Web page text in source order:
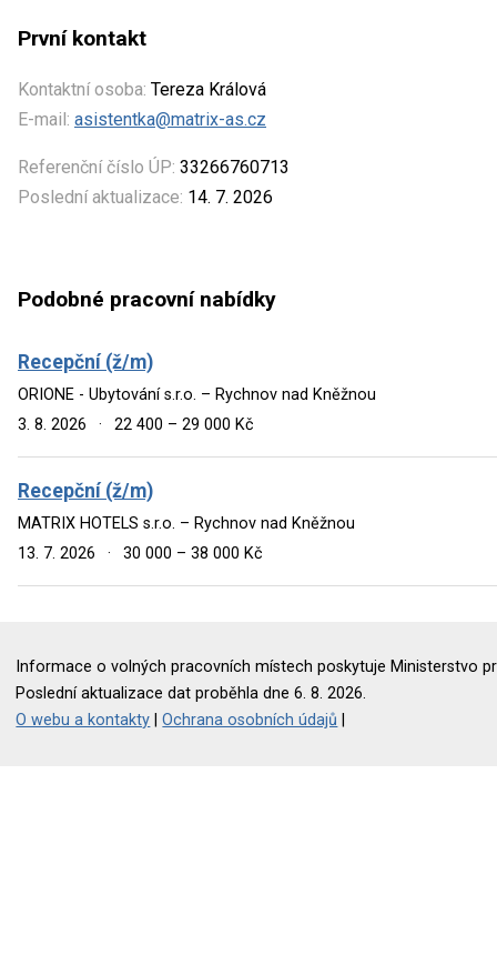
První kontakt
Kontaktní osoba: Tereza Králová
E-mail: asistentka@matrix-as.cz
Referenční číslo ÚP: 33266760713
Poslední aktualizace: 14. 7. 2026
Podobné pracovní nabídky
Recepční (ž/m)
ORIONE - Ubytování s.r.o. – Rychnov nad Kněžnou
3. 8. 2026
· 22 400 – 29 000 Kč
Recepční (ž/m)
MATRIX HOTELS s.r.o. – Rychnov nad Kněžnou
13. 7. 2026
· 30 000 – 38 000 Kč
Informace o volných pracovních místech poskytuje Ministerstvo
Poslední aktualizace dat proběhla dne 6. 8. 2026.
O webu a kontakty |Ochrana osobních údajů